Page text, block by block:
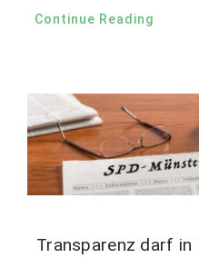
Continue Reading
Transparenz darf in